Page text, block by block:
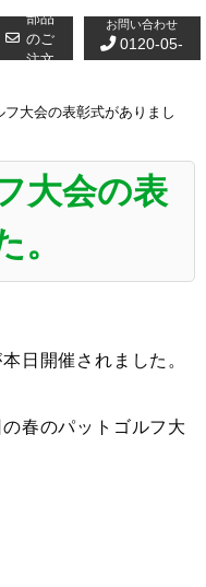
部品
のご
注文
お問い合わせ
0120-05-
フ大会の表彰式がありまし
大会の表
。
日開催されました。
春のパットゴルフ大